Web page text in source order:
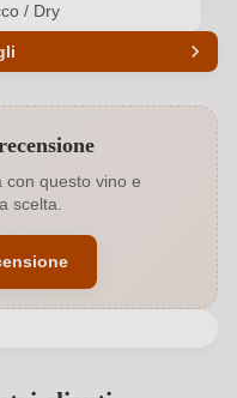
/ Dry
Antipasti, Asparagi, Dessert
Varie annate
12 x 0,75 L
con questo vino e
scelta.